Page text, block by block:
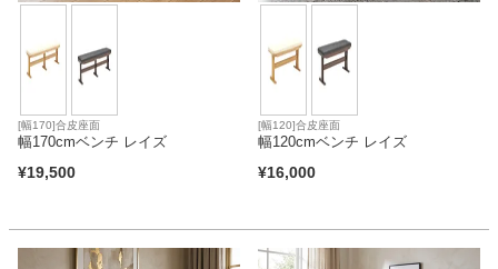
[幅170]合皮座面
幅170cmベンチ レイズ
¥19,500
[幅120]合皮座面
幅120cmベンチ レイズ
¥16,000